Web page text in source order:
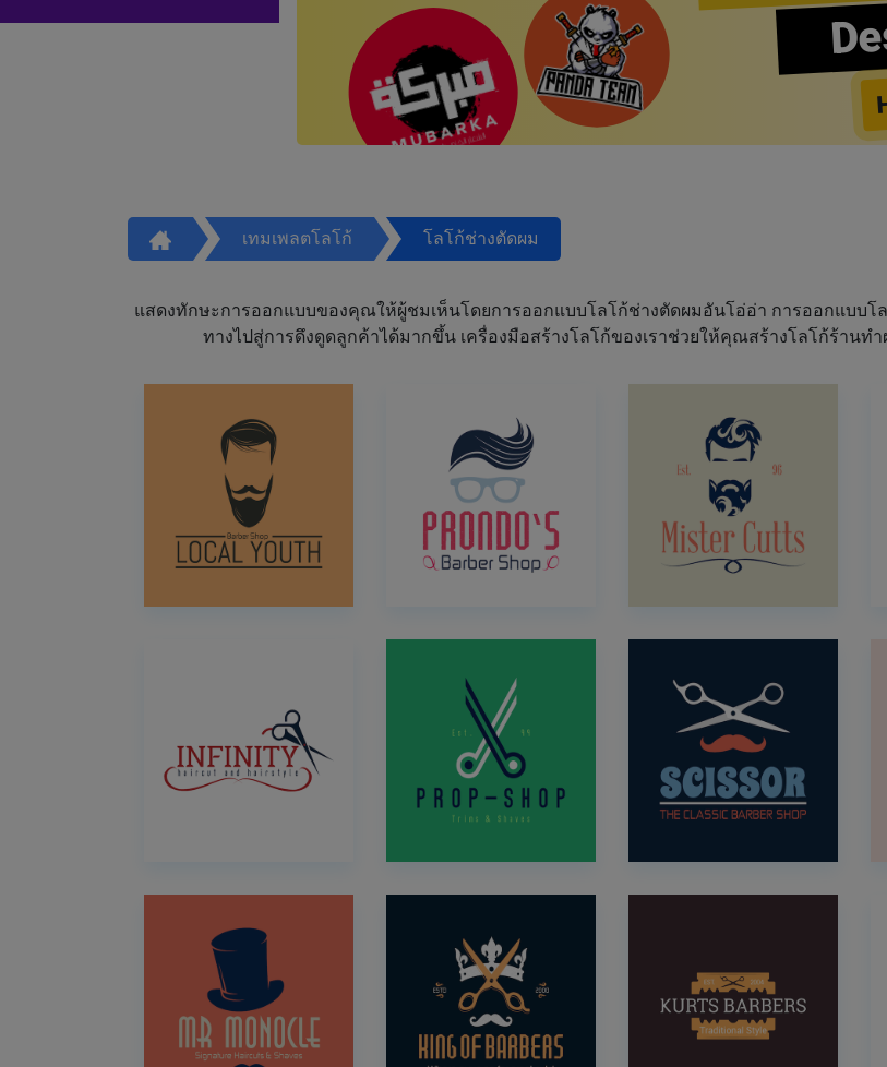
เทมเพลตโลโก้ โลโก้ช่างตัดผม
แสดงทักษะการออกแบบของคุณให้ผู้ชมเห็นโดยการออกแบบโลโก้ช่างตัดผมอันโอ่อ่า การออกแบบ
ทางไปสู่การดึงดูดลูกค้าได้มากขึ้น เครื่องมือสร้างโลโก้ของเราช่วยให้คุณสร้างโลโก้ร้าน